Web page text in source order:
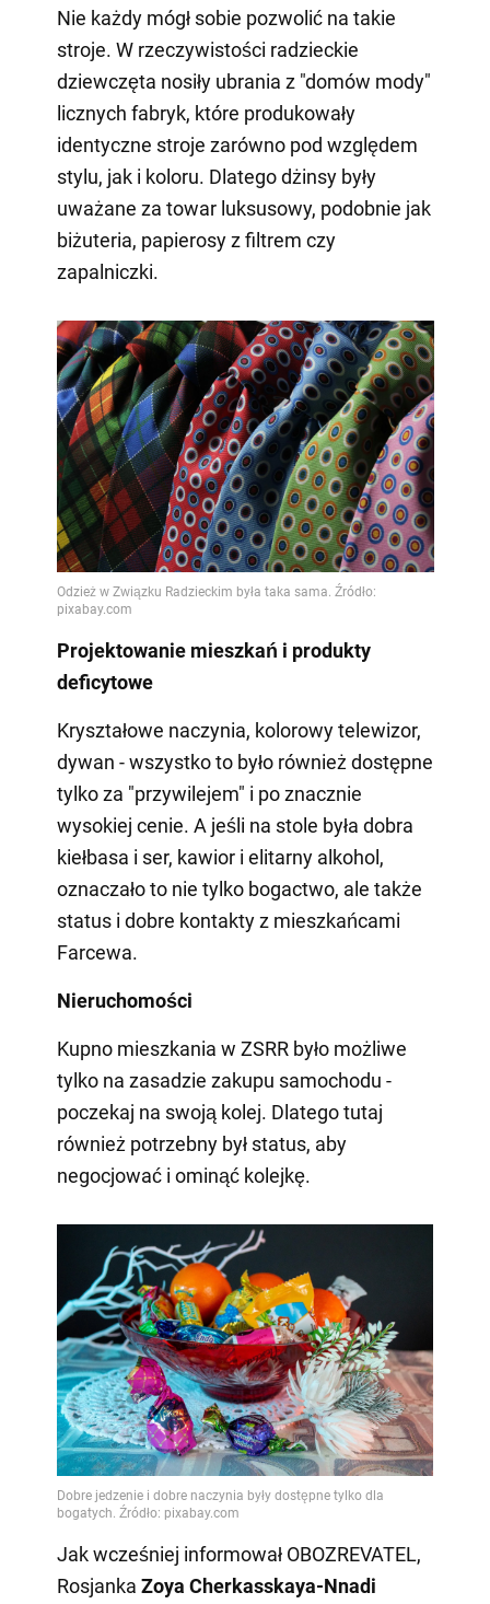
Nie każdy mógł sobie pozwolić na takie
stroje. W rzeczywistości radzieckie
dziewczęta nosiły ubrania z "domów mody"
licznych fabryk, które produkowały
identyczne stroje zarówno pod względem
stylu, jak i koloru. Dlatego dżinsy były
uważane za towar luksusowy, podobnie jak
biżuteria, papierosy z filtrem czy
zapalniczki.
Projektowanie mieszkań i produkty
deficytowe
Kryształowe naczynia, kolorowy telewizor,
dywan - wszystko to było również dostępne
tylko za "przywilejem" i po znacznie
wysokiej cenie. A jeśli na stole była dobra
kiełbasa i ser, kawior i elitarny alkohol,
oznaczało to nie tylko bogactwo, ale także
status i dobre kontakty z mieszkańcami
Farcewa.
Nieruchomości
Kupno mieszkania w ZSRR było możliwe
tylko na zasadzie zakupu samochodu -
poczekaj na swoją kolej. Dlatego tutaj
również potrzebny był status, aby
negocjować i ominąć kolejkę.
Jak wcześniej informował OBOZREVATEL,
Rosjanka Zoya Cherkasskaya-Nnadi